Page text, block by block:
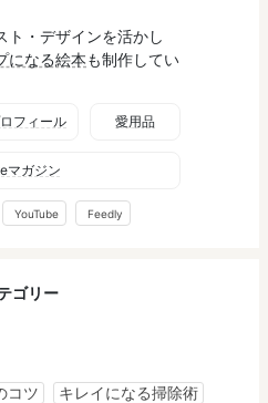
ト・デザインを活かし
になる絵本も制作してい
フィール 愛用品
マガジン
YouTube Feedly
ゴリー
コツ キレイになる掃除術